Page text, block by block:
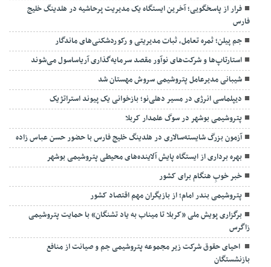
فرار از پاسخگویی؛ آخرین ایستگاه یک مدیریت پرحاشیه در هلدینگ خلیج
فارس
جم پیلن؛ ثمره تعامل، ثبات مدیریتی و رکوردشکنی‌های ماندگار
استارتاپ‌ها و شرکت‌های نوآور مقصد سرما‌یه‌گذاری آریاساسول می‌شوند
شیبانی مدیرعامل پتروشیمی سروش مهستان شد
دیپلماسی انرژی در مسیر دهلی‌نو؛ بازخوانی یک پیوند استراتژیک
پتروشیمی بوشهر در سوگ علمدار کربلا
آزمون بزرگ شایسته‌سالاری در هلدینگ خلیج فارس با حضور حسن عباس زاده
بهره برداری از ایستگاه پایش آلاینده‌های محیطی پتروشیمی بوشهر
خبر خوبِ هنگام برای کشور
پتروشیمی بندر امام؛ از بازیگران مهم اقتصاد کشور
برگزاری پویش ملی «کربلا تا میناب به یاد تشنگان» با حمایت پتروشیمی
زاگرس
احیای حقوق شرکت زیر مجموعه پتروشیمی جم و صیانت از منافع
بازنشستگان